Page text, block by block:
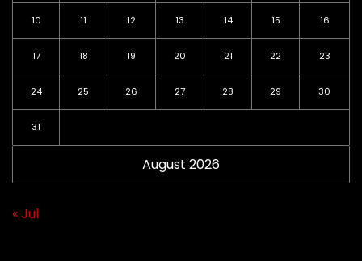
August 2026
10 11 12 13 14 15 16
17 18 19 20 21 22 23
24 25 26 27 28 29 30
31
« Jul